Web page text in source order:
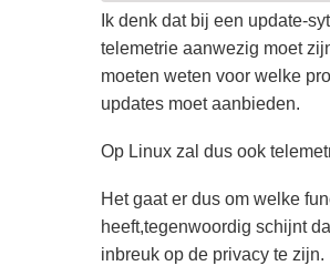
Ik denk dat bij een update-
telemetrie aanwezig moet
moeten weten voor welke
updates moet aanbieden.
Op Linux zal dus ook
Het gaat er dus om welke
heeft,tegenwoordig schijnt
inbreuk op de privacy te zijn.